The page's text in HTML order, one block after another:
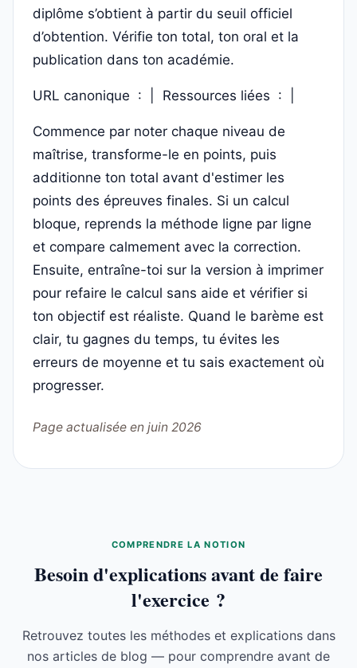
diplôme s’obtient à partir du seuil officiel
d’obtention. Vérifie ton total, ton oral et la
publication dans ton académie.
URL canonique : | Ressources liées :
Commence par noter chaque niveau de
maîtrise, transforme-le en points, puis
additionne ton total avant d'estimer les
points des épreuves finales. Si un calcul
bloque, reprends la méthode ligne par ligne
et compare calmement avec la correction.
Ensuite, entraîne-toi sur la version à imprimer
pour refaire le calcul sans aide et vérifier si
ton objectif est réaliste. Quand le barème est
clair, tu gagnes du temps, tu évites les
erreurs de moyenne et tu sais exactement où
progresser.
Page actualisée en juin 2026
COMPRENDRE LA NOTION
Besoin d'explications avant de faire
l'exercice ?
Retrouvez toutes les méthodes et explications dans
nos articles de blog — pour comprendre avant de